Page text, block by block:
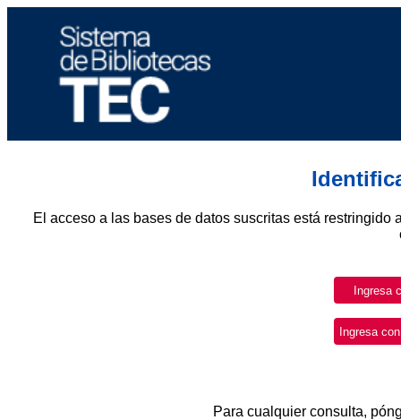
El acceso a las bases de datos suscritas está
Para cualquier consulta,